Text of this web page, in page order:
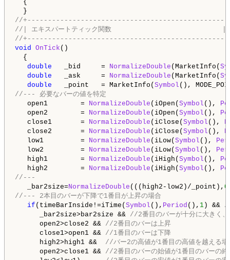
{
//
//| エキスパートティック関数                           |
//
void OnTick ()
{
double _bid     = NormalizeDouble (MarketInfo(
double _ask     = NormalizeDouble (MarketInfo(
double _point   = MarketInfo( Symbol
//--- 必要なバーの値を特定
open1        = NormalizeDouble (iOpen( Symbol (),
open2        = NormalizeDouble (iOpen( Symbol (),
close1       = NormalizeDouble (iClose( Symbol (),
close2       = NormalizeDouble (iClose( Symbol (),
low1         = NormalizeDouble (iLow( Symbol (),
low2         = NormalizeDouble (iLow( Symbol (),
high1        = NormalizeDouble (iHigh( Symbol (),
high2        = NormalizeDouble (iHigh( Symbol (),
//---
_bar2size=NormalizeDouble (((high2-low2)/_point), 0
//--- 2本目のバーが下降で1番目が上昇の場合
if (timeBarInside!=iTime( Symbol (), Period (), 1 ) && //
_bar2size>bar2size && //2番目のバーが十分に大きく
open2>close2 && //2番目のバーは上昇
close1>open1 && //1番目のバーは下降
high2>high1 && //バー2の高値が1番目の高値を越える場
open2>close1 && //2番目のバーの始値が1番目のバーの終